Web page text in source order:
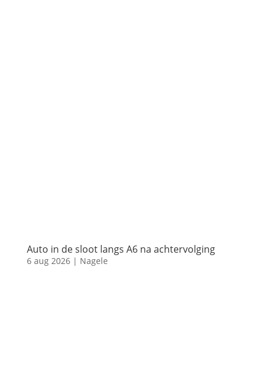
Auto in de sloot langs A6 na achtervolging
6 aug 2026| Nagele